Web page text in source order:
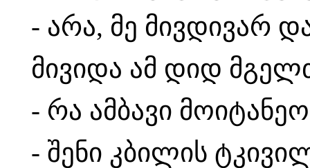
- არა, მე მივდივარ
მივიდა ამ დიდ
- რა ამბავი
- შენი კბილის